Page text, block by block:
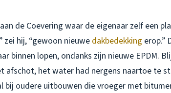
de Coevering waar de eigenaar zelf een
zei hij, “gewoon nieuwe dakbedekking erop.”
binnen lopen, ondanks zijn nieuwe EPDM.
afschot, het water had nergens naartoe te
bij oudere uitbouwen die vroeger met